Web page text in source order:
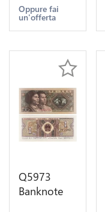
Yinhang
1980 UNC -
offer
Oppure fai
un'offerta
Q5973
Banknote